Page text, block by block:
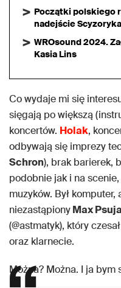
Początki polskiego
nadejście Scyzoryka
WROsound 2024.
Kasia Lins
Co wydaje mi się
sięgają po większą
koncertów. Holak,
odbywają się imprezy
Schron), brak barierek,
podobnie jak i na
muzyków. Był komputer,
niezastąpionyMax Psuja
(@astmatyk), który
oraz klarnecie.
Można? Można. I ja bym